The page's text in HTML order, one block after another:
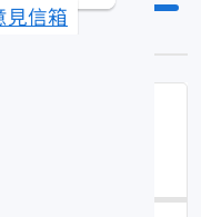
見信箱
品壹批，歡